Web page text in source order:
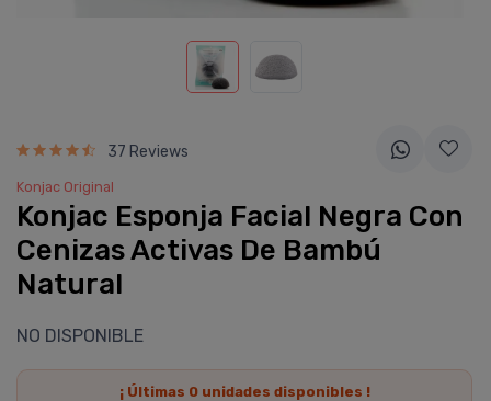
37 Reviews
Konjac Original
Konjac Esponja Facial Negra Con
Cenizas Activas De Bambú
Natural
NO DISPONIBLE
¡ Últimas 0unidades disponibles !